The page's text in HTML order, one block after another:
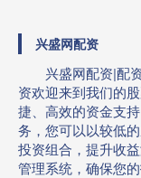
兴盛网配资
兴盛网配资|配
资欢迎来到我们的
捷、高效的资金支
务，您可以以较低
投资组合，提升收
管理系统，确保您